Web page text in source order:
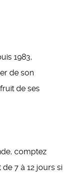
1983,
de son
de ses
comptez
7 à 12 jours si